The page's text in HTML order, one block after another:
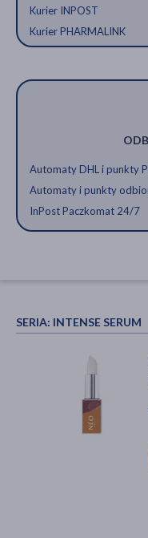
Kurier INPOST
Kurier PHARMALINK
Automaty DHL i punkty
Automaty i punkty
InPost Paczkomat 24/7
SERIA: INTENSE SERUM